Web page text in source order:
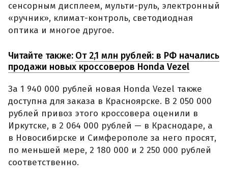
сенсорным дисплеем, мульти-руль, электронный
«ручник», климат-контроль, светодиодная
оптика и многое другое.
Читайте также: От 2,1 млн рублей: в РФ начались
продажи новых кроссоверов Honda Vezel
За 1 940 000 рублей новая Honda Vezel также
доступна для заказа в Красноярске. В 2 050 000
рублей привоз этого кроссовера оценили в
Иркутске, в 2 064 000 рублей — в Краснодаре, а
в Новосибирске и Симферополе за него просят,
по меньшей мере, 2 180 000 и 2 250 000 рублей
соответственно.